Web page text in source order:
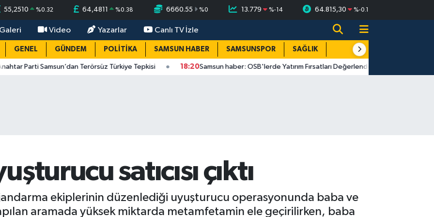
55,2510 %0.32 64,4811 %0.38 6660.55 %0 13.779 %-14 64.815,30 %-0.1
Video Yazarlar Canlı TV İzle
GENEL GÜNDEM POLİTİKA SAMSUN HABER SAMSUNSPOR SAĞLIK TEKNOLOJİ
Samsun’dan Terörsüz Türkiye Tepkisi 18:20 Samsun haber: OSB'lerde Yatırım Fırsatları Değerlendirildi
satıcısı çıktı
ekiplerinin düzenlediği uyuşturucu operasyonunda baba ve
aramada yüksek miktarda metamfetamin ele geçirilirken, baba